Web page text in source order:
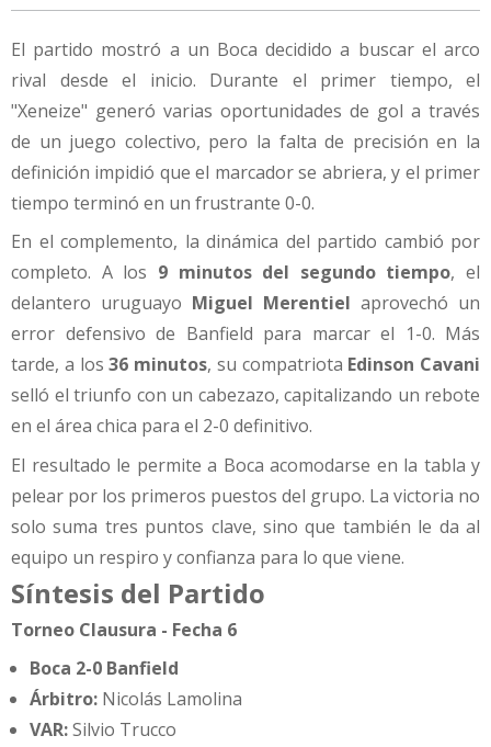
El partido mostró a un Boca decidido a buscar el arco
rival desde el inicio. Durante el primer tiempo, el
"Xeneize" generó varias oportunidades de gol a través
de un juego colectivo, pero la falta de precisión en la
definición impidió que el marcador se abriera, y el primer
tiempo terminó en un frustrante 0-0.
En el complemento, la dinámica del partido cambió por
completo. A los 9 minutos del segundo tiempo, el
delantero uruguayo Miguel Merentiel aprovechó un
error defensivo de Banfield para marcar el 1-0. Más
tarde, a los36 minutos, su compatriota Edinson Cavani
selló el triunfo con un cabezazo, capitalizando un rebote
en el área chica para el 2-0 definitivo.
El resultado le permite a Boca acomodarse en la tabla y
pelear por los primeros puestos del grupo. La victoria no
solo suma tres puntos clave, sino que también le da al
equipo un respiro y confianza para lo que viene.
Síntesis del Partido
Torneo Clausura - Fecha 6
Boca 2-0 Banfield
Árbitro: Nicolás Lamolina
VAR:Silvio Trucco